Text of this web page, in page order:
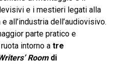
e i mestieri legati alla
all’industria dell’audiovisivo.
parte pratico e
intorno a tre
’Roomdi